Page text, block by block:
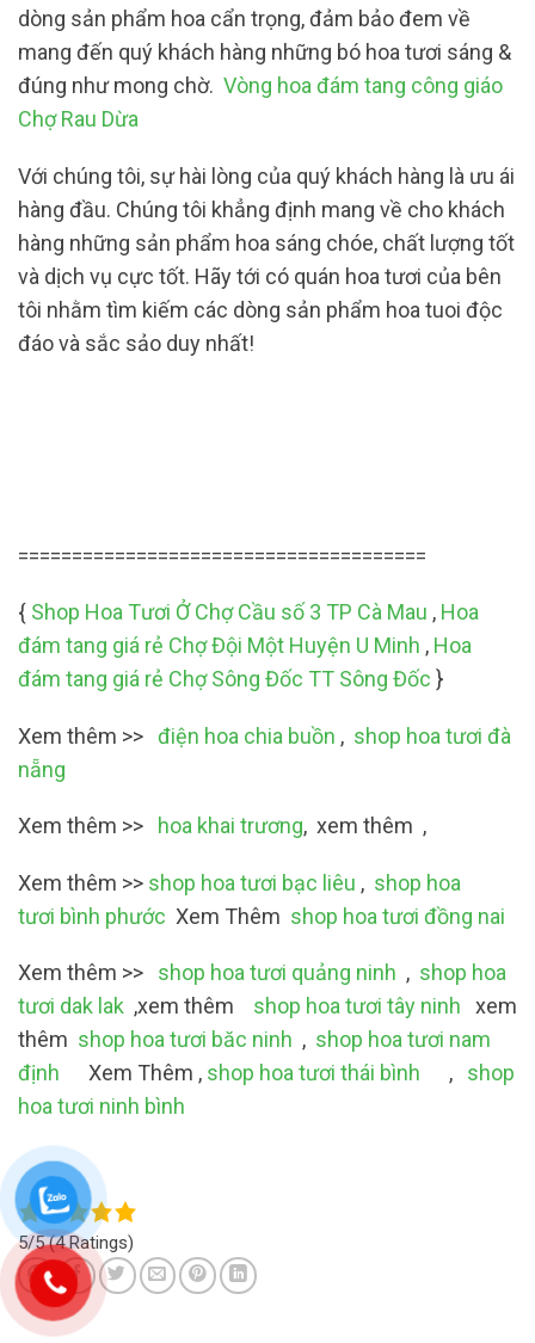
dòng sản phẩm hoa cẩn trọng, đảm bảo đem về
mang đến quý khách hàng những bó hoa tươi sáng &
đúng như mong chờ. Vòng hoa đám tang công giáo
Chợ Rau Dừa
Với chúng tôi, sự hài lòng của quý khách hàng là ưu ái
hàng đầu. Chúng tôi khẳng định mang về cho khách
hàng những sản phẩm hoa sáng chóe, chất lượng tốt
và dịch vụ cực tốt. Hãy tới có quán hoa tươi của bên
tôi nhằm tìm kiếm các dòng sản phẩm hoa tuoi độc
đáo và sắc sảo duy nhất!
======================================
{ Shop Hoa Tươi Ở Chợ Cầu số 3 TP Cà Mau , Hoa
đám tang giá rẻ Chợ Đội Một Huyện U Minh , Hoa
đám tang giá rẻ Chợ Sông Đốc TT Sông Đốc }
Xem thêm >> điện hoa chia buồn , shop hoa tươi đà
nẵng
Xem thêm >> hoa khai trương, xem thêm ,
Xem thêm >> shop hoa tươi bạc liêu , shop hoa
tươi bình phước Xem Thêm shop hoa tươi đồng nai
Xem thêm >> shop hoa tươi quảng ninh , shop hoa
tươi dak lak ,xem thêm shop hoa tươi tây ninh xem
thêm shop hoa tươi băc ninh , shop hoa tươi nam
định Xem Thêm , shop hoa tươi thái bình ,
shop
hoa tươi ninh bình
5/5 (4 Ratings)